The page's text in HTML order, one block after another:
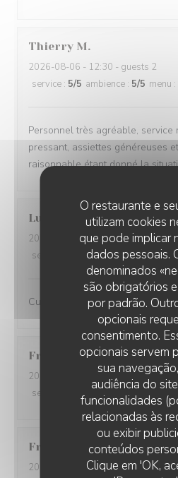
O restaurante e
utilizam cookies
que pode implicar
dados pessoais.
denominados
são obrigatórios
por padrão.
opcionais
consentimento.
opcionais servem
sua
audiência do
funcionalidades
relacionadas às
ou exibir
conteúdos
Clique em 'OK,
Thierry M
2026-08-06 - 12:30 - guests 2
service : 5/5 ambience : 5/5 menu :
Personnel très agréable, service
pressant, assiettes généreuses
raisonnable étant donné la
Lucie
2026-08-06- 12:15 - guests 2
service
ambience: 5/5 menu :
Cuisine de qualité, excellent
Francis L
2026-08-05
- 12:30 - guests 2
service
ambience : 4 menu
Francine D
2026-08-01
- 19:30 - guests 4